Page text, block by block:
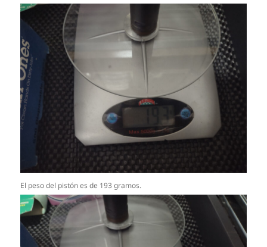
El peso del pistón es de 193 gramos.